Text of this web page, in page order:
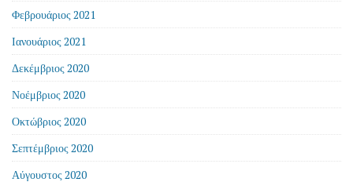
Φεβρουάριος 2021
Ιανουάριος 2021
Δεκέμβριος 2020
Νοέμβριος 2020
Οκτώβριος 2020
Σεπτέμβριος 2020
Αύγουστος 2020